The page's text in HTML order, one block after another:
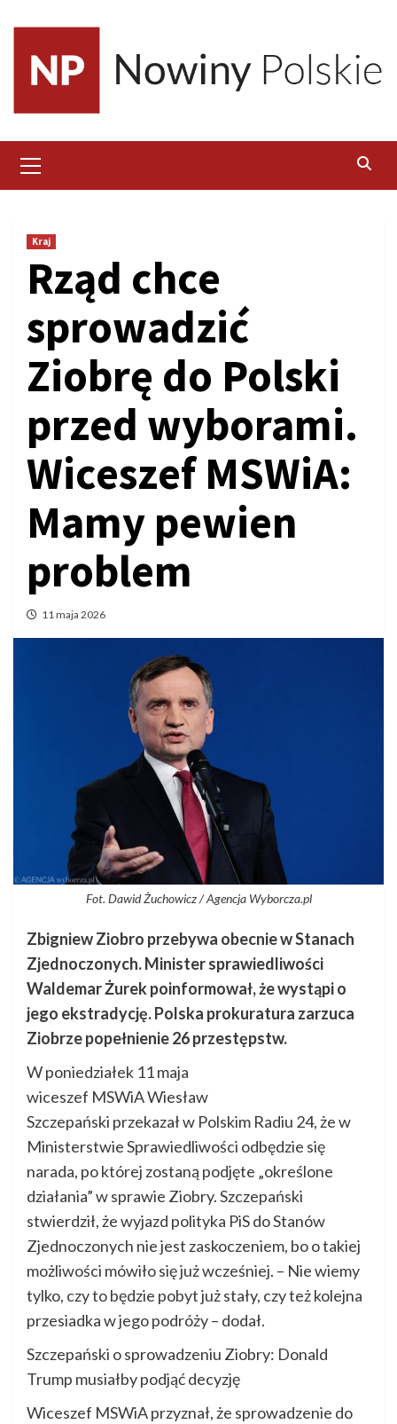
content
Menu
Kraj
Rząd chce
sprowadzić
Ziobrę do Polski
przed wyborami.
Wiceszef MSWiA:
Mamy pewien
problem
11 maja 2026
Fot. Dawid Żuchowicz / Agencja Wyborcza.pl
Zbigniew Ziobro przebywa obecnie w Stanach
Zjednoczonych. Minister sprawiedliwości
Waldemar Żurek poinformował, że wystąpi o
jego ekstradycję. Polska prokuratura zarzuca
Ziobrze popełnienie 26 przestępstw.
W poniedziałek 11 maja
wiceszef MSWiA Wiesław
Szczepański przekazał w Polskim Radiu 24, że w
Ministerstwie Sprawiedliwości odbędzie się
narada, po której zostaną podjęte „określone
działania” w sprawie Ziobry. Szczepański
stwierdził, że wyjazd polityka PiS do Stanów
Zjednoczonych nie jest zaskoczeniem, bo o takiej
możliwości mówiło się już wcześniej. – Nie wiemy
tylko, czy to będzie pobyt już stały, czy też kolejna
przesiadka w jego podróży – dodał.
Szczepański o sprowadzeniu Ziobry: Donald
Trump musiałby podjąć decyzję
Wiceszef MSWiA przyznał, że sprowadzenie do